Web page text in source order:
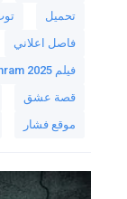
تحميل
فاصل اعلاني
فيلم Asthram 2025 مترجم
قصة عشق
موقع فشار